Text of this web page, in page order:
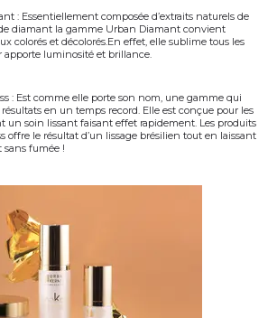
: Essentiellement composée d’extraits naturels de
diamant la gamme Urban Diamant convient
colorés et décolorés.En effet, elle sublime tous les
apporte luminosité et brillance.
: Est comme elle porte son nom, une gamme qui
en un temps record. Elle est conçue pour les
un soin lissant faisant effet rapidement. Les produits
offre le résultat d’un lissage brésilien tout en laissant
fumée !